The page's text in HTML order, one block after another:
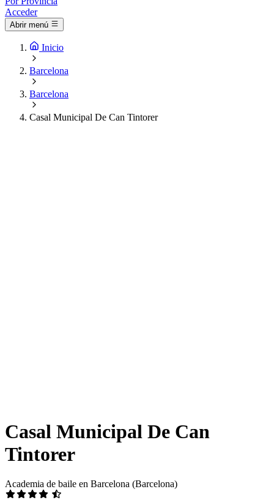
Acceder
Abrir menú
Inicio
Barcelona
Barcelona
Casal Municipal De Can Tintorer
Casal Municipal De Can
Tintorer
Academia de baile en Barcelona (Barcelona)